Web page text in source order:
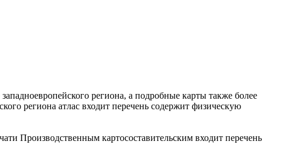
западноевропейского региона, а подробные карты также более
региона атлас входит перечень содержит физическую
Производственным картосоставительским входит перечень